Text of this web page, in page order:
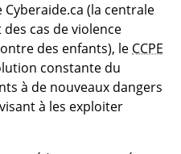
(la centrale
cas de violence
des enfants), le CCPE
constante du
à de nouveaux dangers
à les exploiter